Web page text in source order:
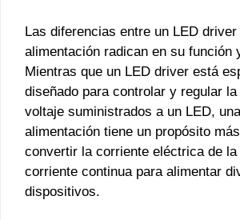
Las diferencias entre un LED
alimentación radican en su función
Mientras que un LED driver está
diseñado para controlar y regular
voltaje suministrados a un LED,
alimentación tiene un propósito
convertir la corriente eléctrica de la
corriente continua para alimentar
dispositivos.